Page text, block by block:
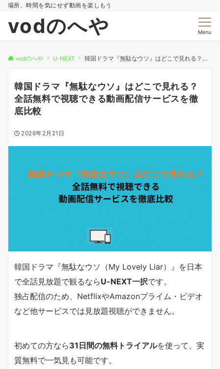
場所、時間を気にせず動画を楽しもう
vodのへや Menu
vodのへや U-NEXT 韓国ドラマ『無駄なウソ』はどこで見れる？全話無料で視聴できる動画配信サービスを徹底比較
韓国ドラマ『無駄なウソ』はどこで見れる？
全話無料で視聴できる動画配信サービスを徹
底比較
2026年2月21日
韓国ドラマ『無駄なウソ（My Lovely Liar）』を日本
で全話見放題で観るならU-NEXT一択です。
独占配信のため、NetflixやAmazonプライム・ビデオ
など他サービスでは見放題視聴ができません。
初めての方なら31日間の無料トライアルを使って、実
質無料で一気見も可能です。